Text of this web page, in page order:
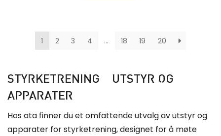
1 2 3 4 … 18 19 20
STYRKETRENING – UTSTYR OG
APPARATER
Hos ata finner du et omfattende utvalg av utstyr og
apparater for styrketrening, designet for å møte